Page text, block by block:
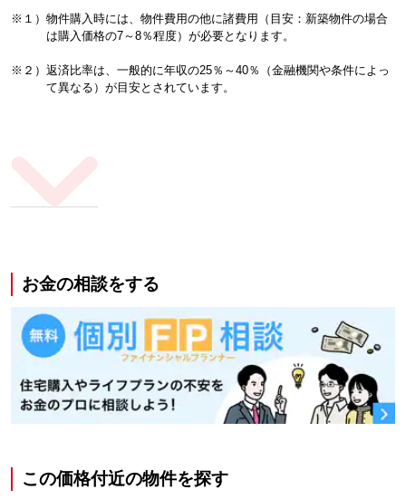
※１）物件購入時には、物件費用の他に諸費用（目安：新築物件の場合
は購入価格の7～8％程度）が必要となります。
※２）返済比率は、一般的に年収の25％～40％（金融機関や条件によっ
て異なる）が目安とされています。
お金の相談をする
この価格付近の物件を探す